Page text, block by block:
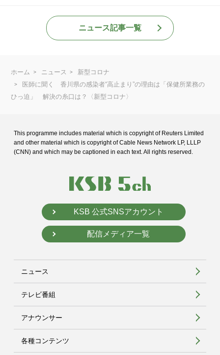
ニュース記事一覧
ホーム ニュース
新型コロナ
医師に聞く 香川県の感染者“高止まり”の理由は「保健所業務の
ひっ迫」 解決の糸口は？〈新型コロナ〉
This programme includes material which is copyright of Reuters Limited
and other material which is copyright of Cable News Network LP, LLLP
(CNN) and which may be captioned in each text. All rights reserved.
KSB 公式SNSアカウント
配信メディア一覧
ニュース
テレビ番組
アナウンサー
各種コンテンツ